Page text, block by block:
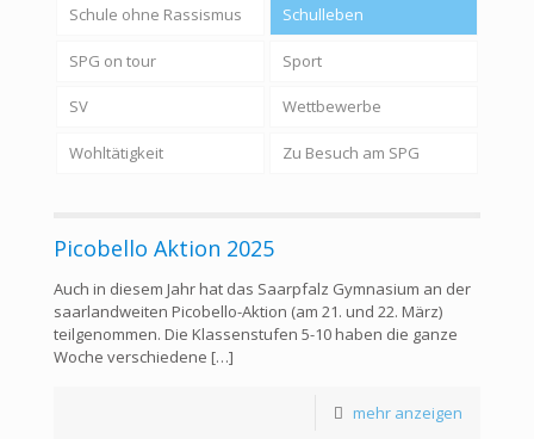
Schule ohne Rassismus Schulleben
SPG on tour Sport
SV Wettbewerbe
Wohltätigkeit Zu Besuch am SPG
Picobello Aktion 2025
Auch in diesem Jahr hat das Saarpfalz Gymnasium an der
saarlandweiten Picobello-Aktion (am 21. und 22. März)
teilgenommen. Die Klassenstufen 5-10 haben die ganze
Woche verschiedene […]
mehr anzeigen